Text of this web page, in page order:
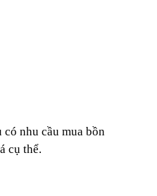
có nhu cầu mua bồn
cụ thể.